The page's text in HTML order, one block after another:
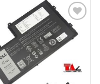
Add to
Wishlist